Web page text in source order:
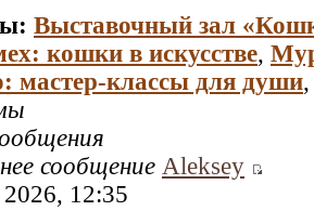
Выставочный зал
кошки в искусстве,
мастер‑классы для души
сообщение Aleksey
12:35